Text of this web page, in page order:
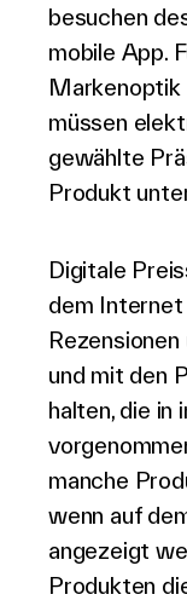
besuchen
mobile App.
Markenoptik
müssen
gewählte
Produkt
Digitale
dem
und mit den
halten, die in
manche
wenn auf
angezeigt
Produkten